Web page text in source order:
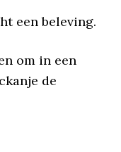
een beleving.
om in een
de